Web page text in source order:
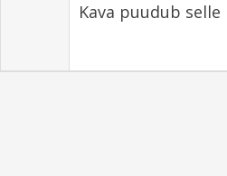
Kava puudub selle